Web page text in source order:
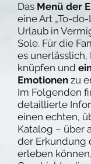
Das Menü der
eine Art „To-
Urlaub in
Sole. Für die
es
knüpfen und
Emotionen zu
Im Folgenden
detaillierte
einen echten,
Katalog – über
der Erkundung
erleben